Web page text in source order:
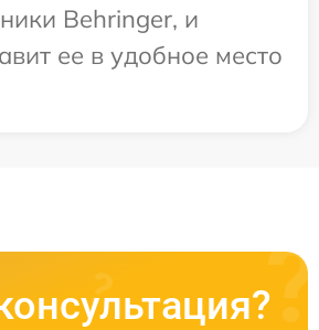
Behringer, и
ее в удобное место